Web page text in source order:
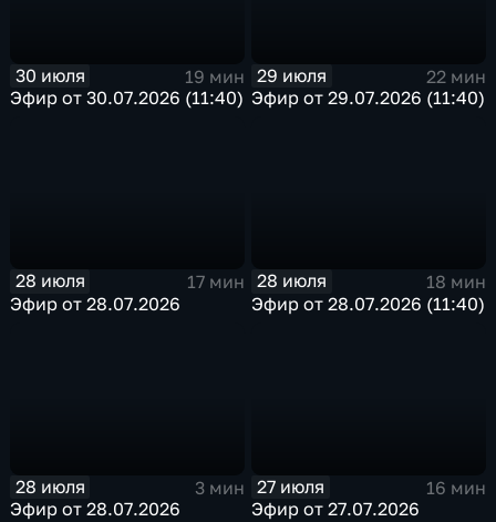
30 июля
19 мин
Эфир от 30.07.2026 (11:40)
29 июля
22 мин
Эфир от 29.07.2026 (11:40)
28 июля
17 мин
Эфир от 28.07.2026
28 июля
18 мин
Эфир от 28.07.2026 (11:40)
28 июля
3 мин
Эфир от 28.07.2026
27 июля
16 мин
Эфир от 27.07.2026